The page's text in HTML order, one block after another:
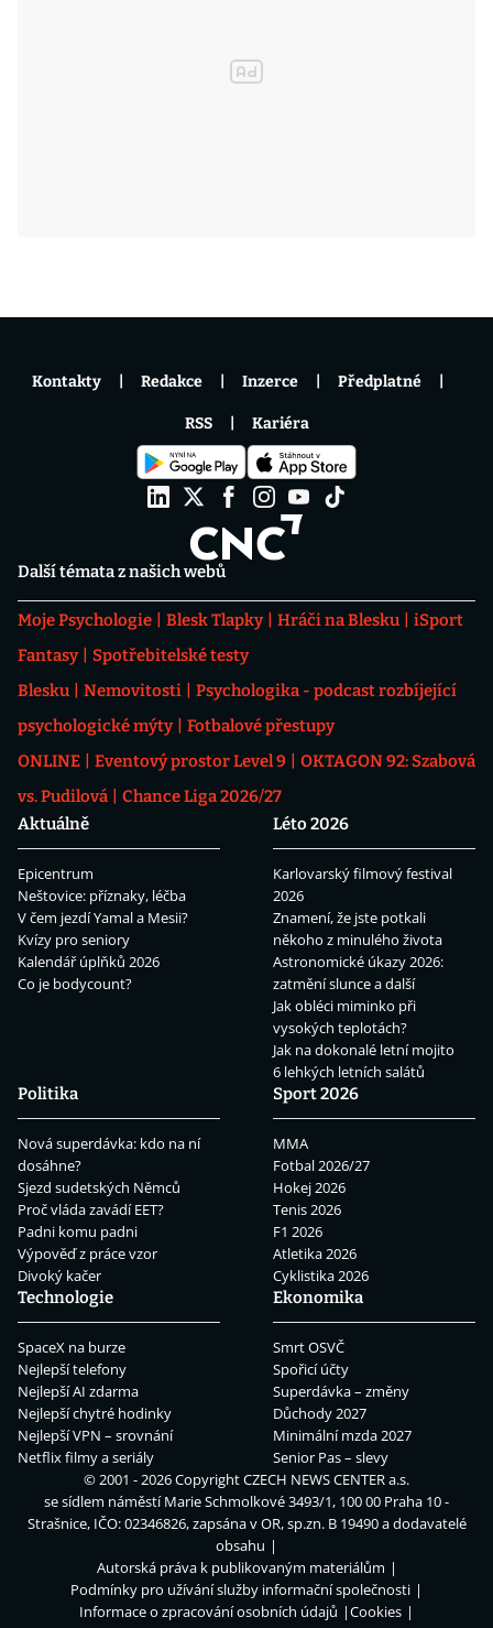
Další témata z našich webů
Moje Psychologie Blesk Tlapky Hráči na Blesku
iSport
Fantasy
Spotřebitelské testy
Blesku
Nemovitosti
Psychologika - podcast rozbíjející
psychologické mýty
Fotbalové přestupy
ONLINE
Eventový prostor Level 9
OKTAGON 92: Szabová
vs. Pudilová
Chance Liga 2026/27
Aktuálně
Epicentrum
Neštovice: příznaky, léčba
V čem jezdí Yamal a Mesii?
Kvízy pro seniory
Kalendář úplňků 2026
Co je bodycount?
Léto 2026
Karlovarský filmový festival
2026
Znamení, že jste potkali
někoho z minulého života
Astronomické úkazy 2026:
zatmění slunce a další
Jak obléci miminko při
vysokých teplotách?
Jak na dokonalé letní mojito
6 lehkých letních salátů
Politika
Nová superdávka: kdo na ní
dosáhne?
Sjezd sudetských Němců
Proč vláda zavádí EET?
Padni komu padni
Výpověď z práce vzor
Divoký kačer
Sport 2026
MMA
Fotbal 2026/27
Hokej 2026
Tenis 2026
F1 2026
Atletika 2026
Cyklistika 2026
Technologie
SpaceX na burze
Nejlepší telefony
Nejlepší AI zdarma
Nejlepší chytré hodinky
Nejlepší VPN – srovnání
Netflix filmy a seriály
Ekonomika
Smrt OSVČ
Spořicí účty
Superdávka – změny
Důchody 2027
Minimální mzda 2027
Senior Pas – slevy
Kontakty Redakce Inzerce Předplatné
RSS Kariéra
© 2001 - 2026 CopyrightCZECH NEWS CENTER a.s.
se sídlem náměstí Marie Schmolkové 3493/1, 100 00 Praha 10 -
Strašnice, IČO: 02346826, zapsána v OR, sp.zn. B 19490 a dodavatelé
obsahu
Autorská práva k publikovaným materiálům
Podmínky pro užívání služby informační společnosti
Informace o zpracování osobních údajů
Cookies